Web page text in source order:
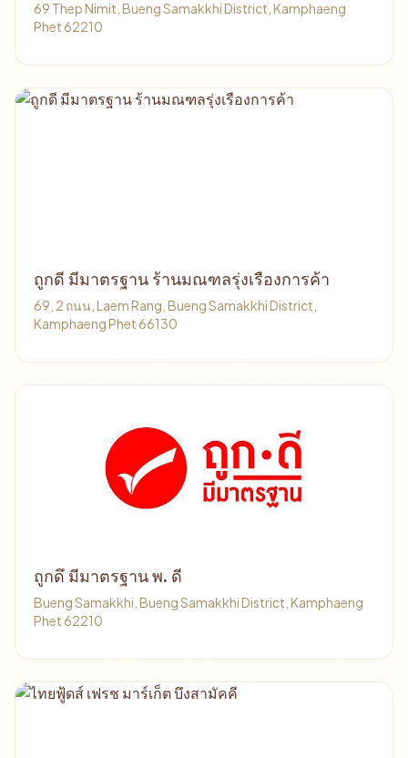
69 Thep Nimit, Bueng Samakkhi District, Kamphaeng
Phet 62210
ถูกดี มีมาตรฐาน ร้านมณฑลรุ่งเรืองการค้า
69, 2 ถนน, Laem Rang, Bueng Samakkhi District,
Kamphaeng Phet 66130
ถูกดึ มีมาตรฐาน พ. ดี
Bueng Samakkhi, Bueng Samakkhi District, Kamphaeng
Phet 62210